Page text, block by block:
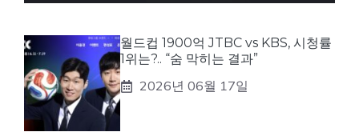
월드컵 1900억 JTBC vs KBS, 시청률
1위는?.. “숨 막히는 결과”
2026년 06월 17일